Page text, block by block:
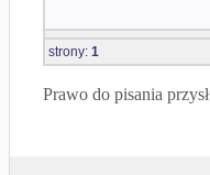
strony: 1
Prawo do pisania